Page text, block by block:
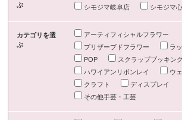
ぶ
シモジマ岐阜店
シモジマ
カテゴリを選
ぶ
アーティフィシャルフラワー
プリザーブドフラワー
ラ
POP
スクラップブッキン
ハワイアンリボンレイ
ウ
クラフト
ディスプレイ
その他手芸・工芸